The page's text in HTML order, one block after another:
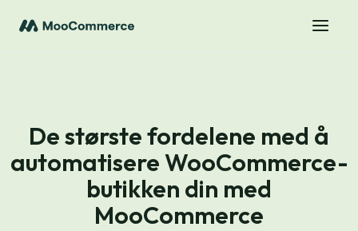
De største fordelene med å
automatisere WooCommerce-
butikken din med
MooCommerce